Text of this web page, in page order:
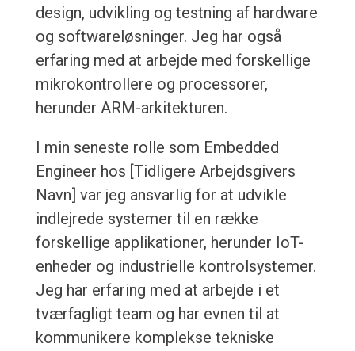
design, udvikling og testning af hardware
og softwareløsninger. Jeg har også
erfaring med at arbejde med forskellige
mikrokontrollere og processorer,
herunder ARM-arkitekturen.
I min seneste rolle som Embedded
Engineer hos [Tidligere Arbejdsgivers
Navn] var jeg ansvarlig for at udvikle
indlejrede systemer til en række
forskellige applikationer, herunder IoT-
enheder og industrielle kontrolsystemer.
Jeg har erfaring med at arbejde i et
tværfagligt team og har evnen til at
kommunikere komplekse tekniske